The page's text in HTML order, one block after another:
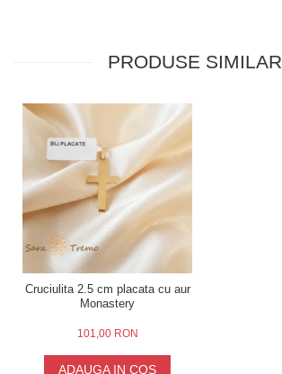
PRODUSE
Cruciulita 2.5 cm placata cu aur
Monastery
101,00 RON
ADAUGA IN COS